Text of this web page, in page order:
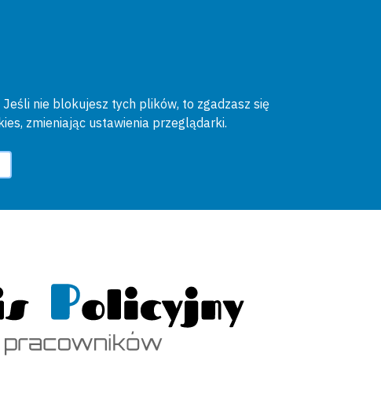
nie blokujesz tych plików, to zgadzasz się
zmieniając ustawienia przeglądarki.